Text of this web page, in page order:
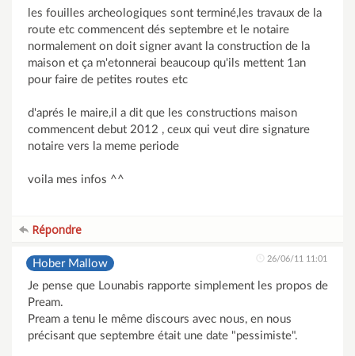
les fouilles archeologiques sont terminé,les travaux de la
route etc commencent dés septembre et le notaire
normalement on doit signer avant la construction de la
maison et ça m'etonnerai beaucoup qu'ils mettent 1an
pour faire de petites routes etc
d'aprés le maire,il a dit que les constructions maison
commencent debut 2012 , ceux qui veut dire signature
notaire vers la meme periode
voila mes infos ^^
Répondre
Hober Mallow 26/06/11 11:01
Je pense que Lounabis rapporte simplement les propos de
Pream.
Pream a tenu le même discours avec nous, en nous
précisant que septembre était une date "pessimiste".